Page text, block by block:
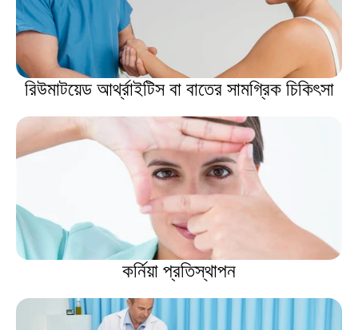
রিউমাটয়েড আর্থ্রাইটিস বা বাতের সামগ্রিক চিকিৎসা
কর্নিয়া প্রতিস্থাপন